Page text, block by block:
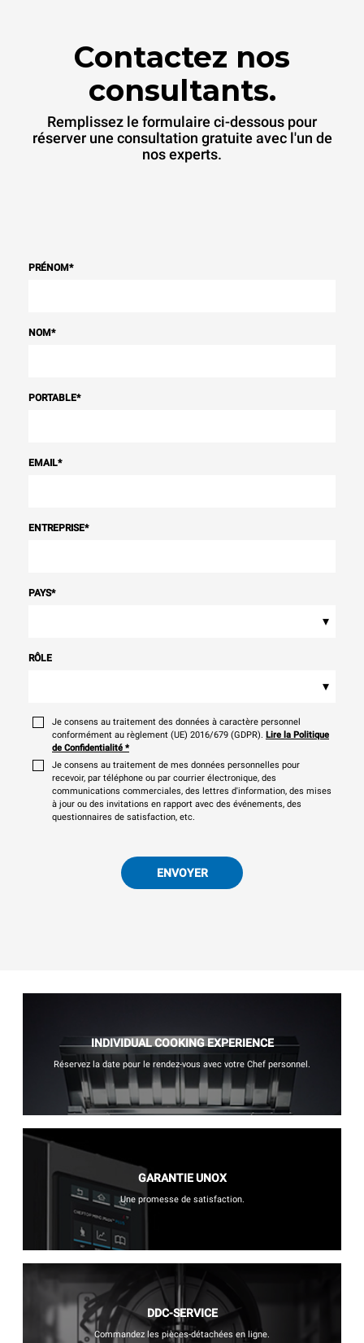
Contactez nos
consultants.
Remplissez le formulaire ci-dessous pour
réserver une consultation gratuite avec l'un de
nos experts.
PRÉNOM*
NOM*
PORTABLE*
EMAIL*
ENTREPRISE*
PAYS*
▾
RÔLE
▾
Je consens au traitement des données à caractère personnel
conformément au règlement (UE) 2016/679 (GDPR). Lire la Politique
de Confidentialité *
Je consens au traitement de mes données personnelles pour
recevoir, par téléphone ou par courrier électronique, des
communications commerciales, des lettres d'information, des mises
à jour ou des invitations en rapport avec des événements, des
questionnaires de satisfaction, etc.
ENVOYER
INDIVIDUAL COOKING EXPERIENCE
Réservez la date pour le rendez-vous avec votre Chef personnel.
GARANTIE UNOX
Une promesse de satisfaction.
DDC-SERVICE
Commandez les pièces-détachées en ligne.